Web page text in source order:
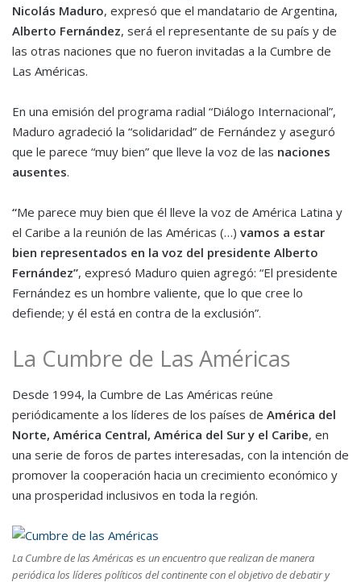
Nicolás Maduro, expresó que el mandatario de Argentina,
Alberto Fernández, será el representante de su país y de
las otras naciones que no fueron invitadas a la Cumbre de
Las Américas.
En una emisión del programa radial “Diálogo Internacional”,
Maduro agradeció la “solidaridad” de Fernández y aseguró
que le parece “muy bien” que lleve la voz de las naciones
ausentes.
“Me parece muy bien que él lleve la voz de América Latina y
el Caribe a la reunión de las Américas (…) vamos a estar
bien representados en la voz del presidente Alberto
Fernández”, expresó Maduro quien agregó: “El presidente
Fernández es un hombre valiente, que lo que cree lo
defiende; y él está en contra de la exclusión”.
La Cumbre de Las Américas
Desde 1994, la Cumbre de Las Américas reúne
periódicamente a los líderes de los países de América del
Norte, América Central, América del Sur y el Caribe, en
una serie de foros de partes interesadas, con la intención de
promover la cooperación hacia un crecimiento económico y
una prosperidad inclusivos en toda la región.
La Cumbre de las Américas es un encuentro que realizan de manera
periódica los líderes políticos del continente con el objetivo de debatir y